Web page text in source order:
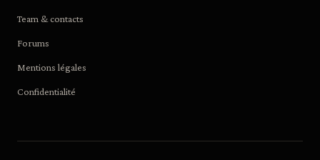
Team & contacts
Forums
Mentions légales
Confidentialité